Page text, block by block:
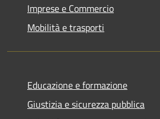
Imprese e Commercio
Mobilità e trasporti
Educazione e formazione
Giustizia e sicurezza pubblica